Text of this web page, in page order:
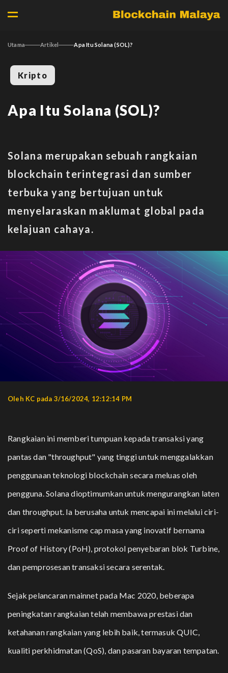
Utama Artikel Apa Itu Solana (SOL)?
Kripto
Apa Itu Solana (SOL)?
Solana merupakan sebuah rangkaian
blockchain terintegrasi dan sumber
terbuka yang bertujuan untuk
menyelaraskan maklumat global pada
kelajuan cahaya.
Oleh KC pada 3/16/2024, 12:12:14 PM
Rangkaian ini memberi tumpuan kepada transaksi yang
pantas dan "throughput" yang tinggi untuk menggalakkan
penggunaan teknologi blockchain secara meluas oleh
pengguna. Solana dioptimumkan untuk mengurangkan laten
dan throughput. Ia berusaha untuk mencapai ini melalui ciri-
ciri seperti mekanisme cap masa yang inovatif bernama
Proof of History (PoH), protokol penyebaran blok Turbine,
dan pemprosesan transaksi secara serentak.
Sejak pelancaran mainnet pada Mac 2020, beberapa
peningkatan rangkaian telah membawa prestasi dan
ketahanan rangkaian yang lebih baik, termasuk QUIC,
kualiti perkhidmatan (QoS), dan pasaran bayaran tempatan.